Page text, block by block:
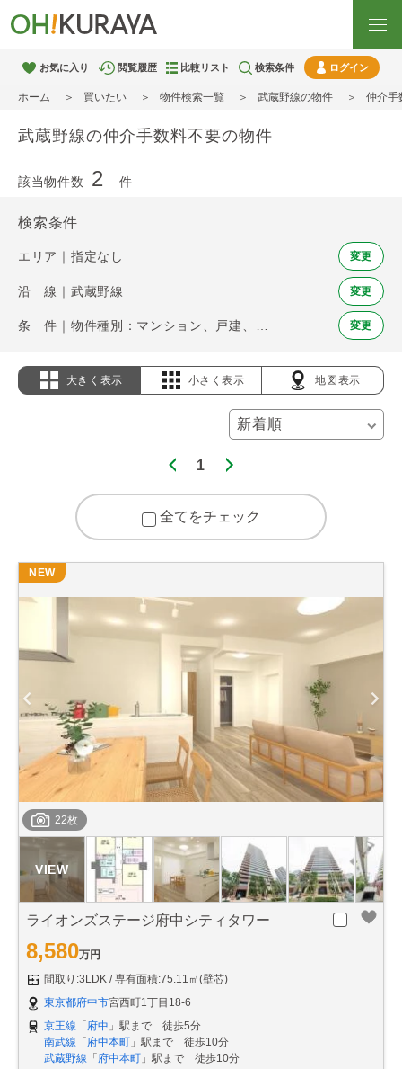
お気に入り 閲覧履歴 比較リスト 検索条件 ログイン
ホーム 買いたい 物件検索一覧 武蔵野線の物件 仲介手
武蔵野線の仲介手数料不要の物件
該当物件数 2 件
検索条件
エリア｜指定なし 変更
沿 線｜武蔵野線 変更
変更
大きく表示 小さく表示 地図表示
1
全てをチェック
22枚
NEW
ライオンズステージ府中シティタワー
8,580万円
間取り:3LDK
専有面積:75.11㎡(壁芯)
東京都府中市宮西町1丁目18-6
京王線 「 府中 」駅まで 徒歩5分
南武線 「 府中本町 」駅まで 徒歩10分
武蔵野線 「 府中本町 」駅まで 徒歩10分